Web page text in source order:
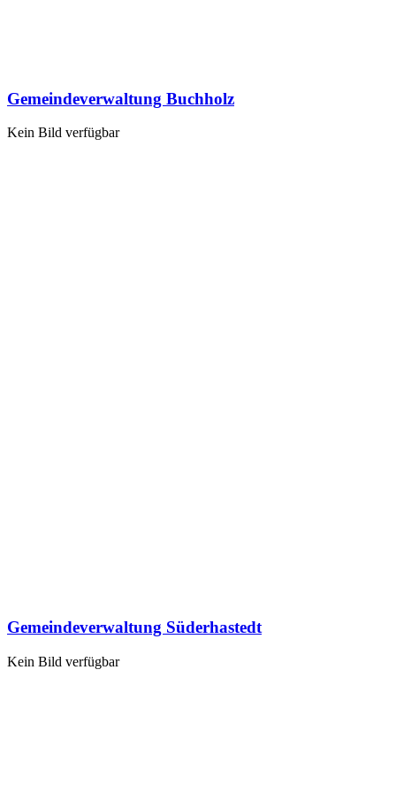
Gemeindeverwaltung Buchholz
Kein Bild verfügbar
Gemeindeverwaltung Süderhastedt
Kein Bild verfügbar